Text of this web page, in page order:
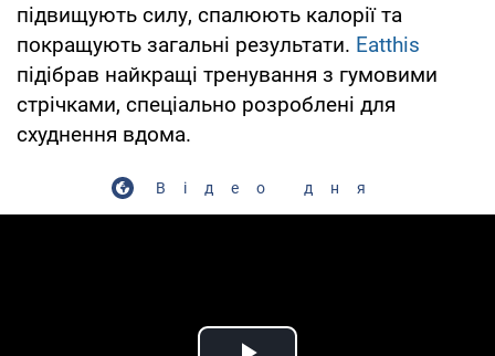
підвищують силу, спалюють калорії та
покращують загальні результати. Eatthis
підібрав найкращі тренування з гумовими
стрічками, спеціально розроблені для
схуднення вдома.
Відео дня